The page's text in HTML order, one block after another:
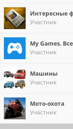
Интересные
Участник
Мy Games.
Участник
Машины
Участник
Мото-охота
Участник